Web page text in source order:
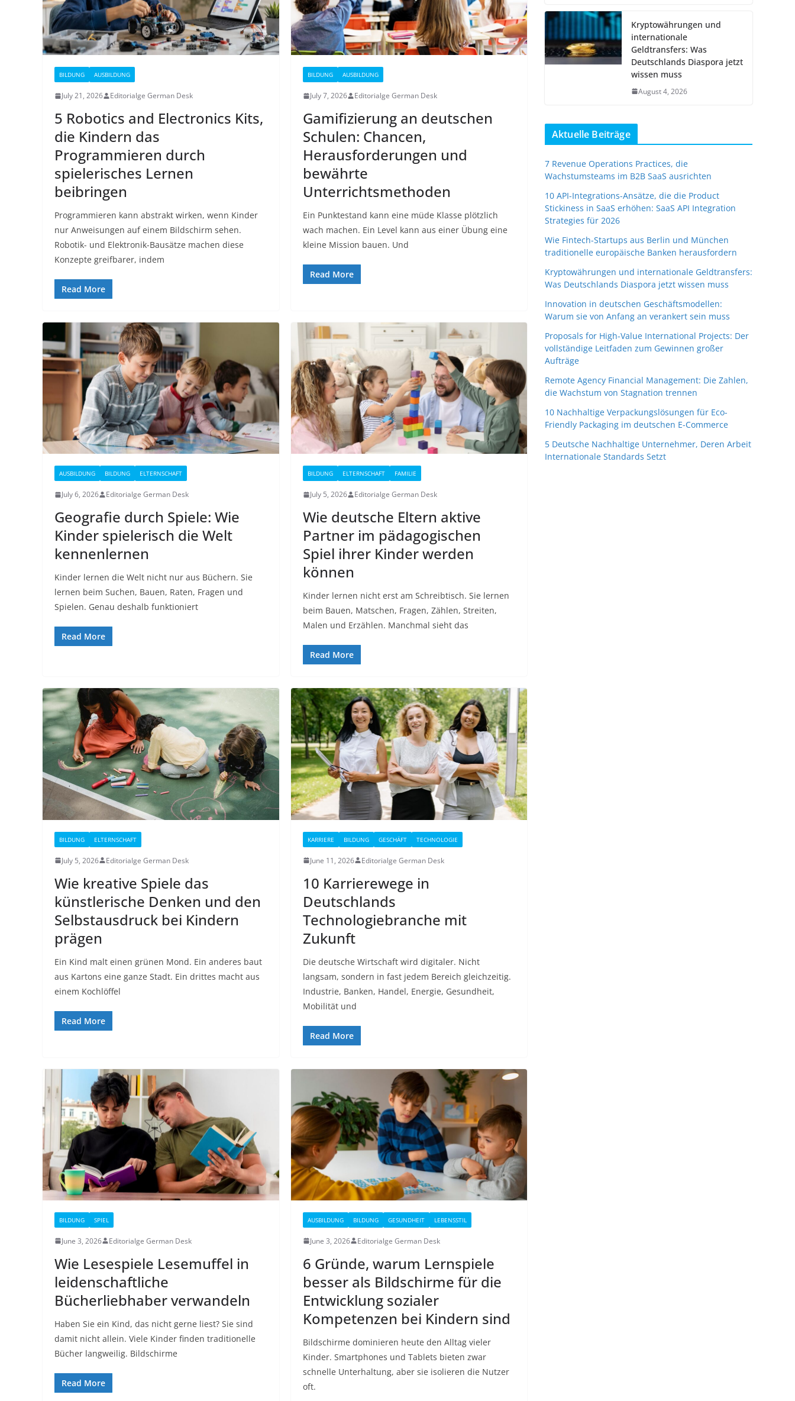
BILDUNG AUSBILDUNG
July 21, 2026 Editorialge German Desk
5 Robotics and Electronics Kits,
die Kindern das
Programmieren durch
spielerisches Lernen
beibringen
Programmieren kann abstrakt wirken, wenn Kinder
nur Anweisungen auf einem Bildschirm sehen.
Robotik- und Elektronik-Bausätze machen diese
Konzepte greifbarer, indem
Read More
BILDUNG AUSBILDUNG
July 7, 2026 Editorialge German Desk
Gamifizierung an deutschen
Schulen: Chancen,
Herausforderungen und
bewährte
Unterrichtsmethoden
Ein Punktestand kann eine müde Klasse plötzlich
wach machen. Ein Level kann aus einer Übung eine
kleine Mission bauen. Und
Read More
AUSBILDUNG BILDUNG ELTERNSCHAFT
July 6, 2026 Editorialge German Desk
Geografie durch Spiele: Wie
Kinder spielerisch die Welt
kennenlernen
Kinder lernen die Welt nicht nur aus Büchern. Sie
lernen beim Suchen, Bauen, Raten, Fragen und
Spielen. Genau deshalb funktioniert
Read More
BILDUNG ELTERNSCHAFT FAMILIE
July 5, 2026 Editorialge German Desk
Wie deutsche Eltern aktive
Partner im pädagogischen
Spiel ihrer Kinder werden
können
Kinder lernen nicht erst am Schreibtisch. Sie lernen
beim Bauen, Matschen, Fragen, Zählen, Streiten,
Malen und Erzählen. Manchmal sieht das
Read More
BILDUNG ELTERNSCHAFT
July 5, 2026 Editorialge German Desk
Wie kreative Spiele das
künstlerische Denken und den
Selbstausdruck bei Kindern
prägen
Ein Kind malt einen grünen Mond. Ein anderes baut
aus Kartons eine ganze Stadt. Ein drittes macht aus
einem Kochlöffel
Read More
KARRIERE BILDUNG GESCHÄFT TECHNOLOGIE
June 11, 2026 Editorialge German Desk
10 Karrierewege in
Deutschlands
Technologiebranche mit
Zukunft
Die deutsche Wirtschaft wird digitaler. Nicht
langsam, sondern in fast jedem Bereich gleichzeitig.
Industrie, Banken, Handel, Energie, Gesundheit,
Mobilität und
Read More
BILDUNG SPIEL
June 3, 2026 Editorialge German Desk
Wie Lesespiele Lesemuffel in
leidenschaftliche
Bücherliebhaber verwandeln
Haben Sie ein Kind, das nicht gerne liest? Sie sind
damit nicht allein. Viele Kinder finden traditionelle
Bücher langweilig. Bildschirme
Read More
AUSBILDUNG BILDUNG GESUNDHEIT LEBENSSTIL
June 3, 2026 Editorialge German Desk
6 Gründe, warum Lernspiele
besser als Bildschirme für die
Entwicklung sozialer
Kompetenzen bei Kindern sind
Bildschirme dominieren heute den Alltag vieler
Kinder. Smartphones und Tablets bieten zwar
schnelle Unterhaltung, aber sie isolieren die Nutzer
oft.
Kryptowährungen und
internationale
Geldtransfers: Was
Deutschlands Diaspora jetzt
wissen muss
August 4, 2026
Aktuelle Beiträge
7 Revenue Operations Practices, die
Wachstumsteams im B2B SaaS ausrichten
10 API-Integrations-Ansätze, die die Product
Stickiness in SaaS erhöhen: SaaS API Integration
Strategies für 2026
Wie Fintech-Startups aus Berlin und München
traditionelle europäische Banken herausfordern
Kryptowährungen und internationale Geldtransfers:
Was Deutschlands Diaspora jetzt wissen muss
Innovation in deutschen Geschäftsmodellen:
Warum sie von Anfang an verankert sein muss
Proposals for High-Value International Projects: Der
vollständige Leitfaden zum Gewinnen großer
Aufträge
Remote Agency Financial Management: Die Zahlen,
die Wachstum von Stagnation trennen
10 Nachhaltige Verpackungslösungen für Eco-
Friendly Packaging im deutschen E-Commerce
5 Deutsche Nachhaltige Unternehmer, Deren Arbeit
Internationale Standards Setzt